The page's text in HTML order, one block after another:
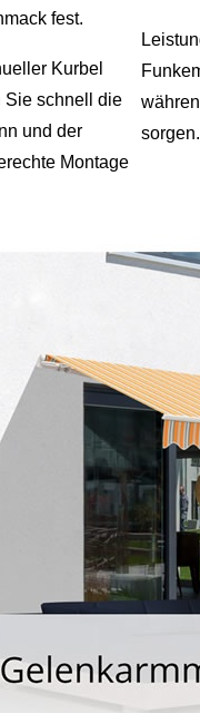
fest.
Kurbel
Sie schnell die
und der
Montage
sorgen.